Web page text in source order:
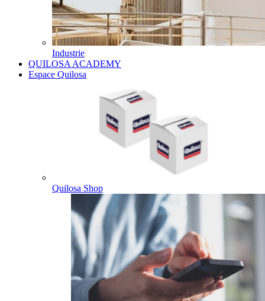
Industrie
QUILOSA ACADEMY
Espace Quilosa
Quilosa Shop